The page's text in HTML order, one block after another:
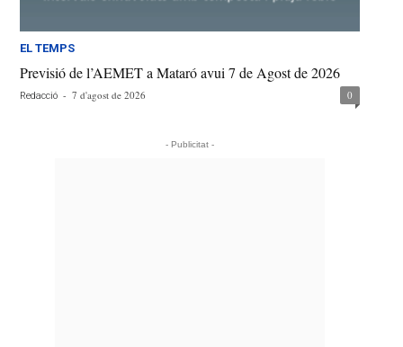
EL TEMPS
Previsió de l’AEMET a Mataró avui 7 de Agost de 2026
Redacció - 7 d'agost de 2026 0
- Publicitat -